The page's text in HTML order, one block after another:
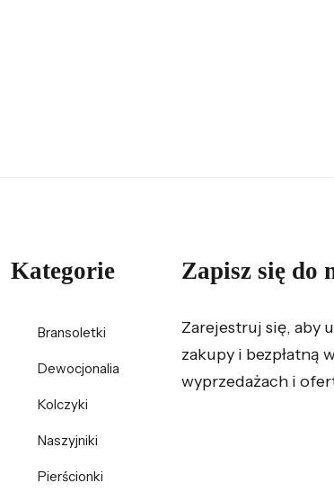
Kategorie
Bransoletki
Dewocjonalia
Kolczyki
Naszyjniki
Pierścionki
Zapisz się do
Zarejestruj się, aby
zakupy i bezpłatną
wyprzedażach i